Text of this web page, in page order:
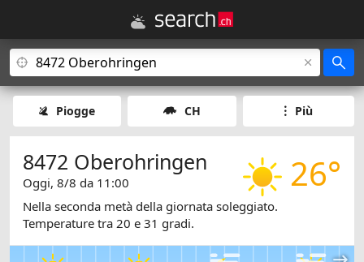
Piogge CH Più
26°
8472 Oberohringen
Oggi, 8/8 da 11:00
Nella seconda metà della giornata soleggiato.
Temperature tra 20 e 31 gradi.